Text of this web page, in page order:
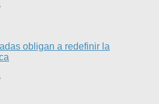
obligan a redefinir la